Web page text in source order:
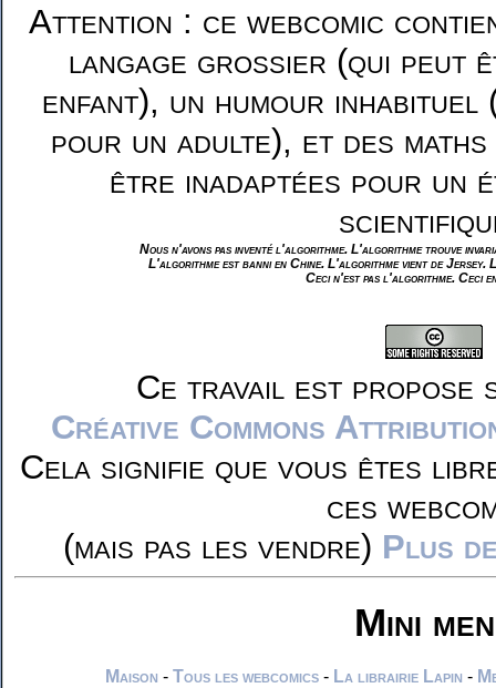
Attention : ce webcomic
langage grossier (qui peut
enfant), un humour inhabituel
pour un adulte), et des maths
être inadaptées pour un
Nous n'avons pas inventé l'algorithme. L'algorithme trouve
L'algorithme est banni en Chine. L'algorithme vient de Jersey.
Ceci n'est pas l'algorithme. Ceci
Ce travail est propose
Créative Commons
Cela signifie que vous êtes
ces
(mais pas les vendre) Plus
Mini
Maison - Tous les webcomics - La librairie Lapin -